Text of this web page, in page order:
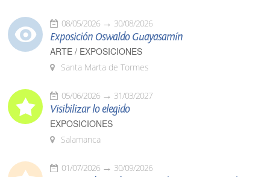
08/05/2026 30/08/2026
Exposición Oswaldo Guayasamín
ARTE / EXPOSICIONES
Santa Marta de Tormes
05/06/2026 31/03/2027
Visibilizar lo elegido
EXPOSICIONES
Salamanca
01/07/2026 30/09/2026